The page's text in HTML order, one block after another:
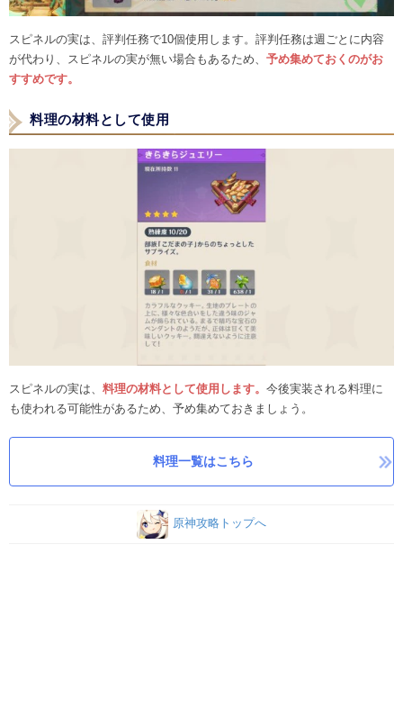
スピネルの実は、評判任務で10個使用します。評判任務は週ごとに内容
が代わり、スピネルの実が無い場合もあるため、 予め集めておくのがお
すすめです。
料理の材料として使用
スピネルの実は、 料理の材料として使用します。 今後実装される料理に
も使われる可能性があるため、予め集めておきましょう。
料理一覧はこちら
原神攻略トップへ